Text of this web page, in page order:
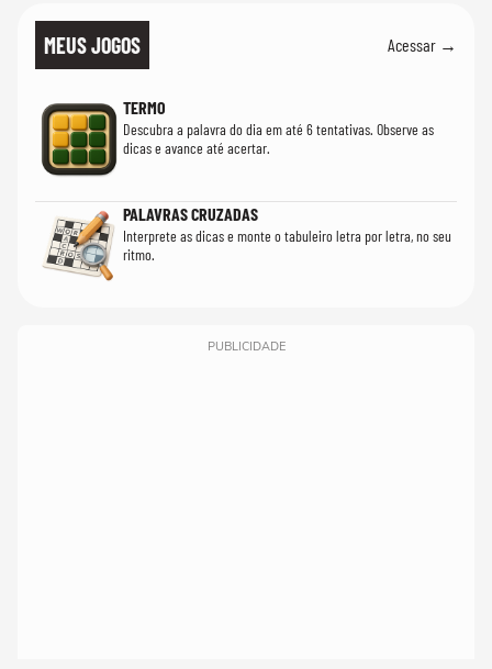
MEUS JOGOS Acessar →
TERMO
Descubra a palavra do dia em até 6 tentativas. Observe as
dicas e avance até acertar.
PALAVRAS CRUZADAS
Interprete as dicas e monte o tabuleiro letra por letra, no seu
ritmo.
PUBLICIDADE